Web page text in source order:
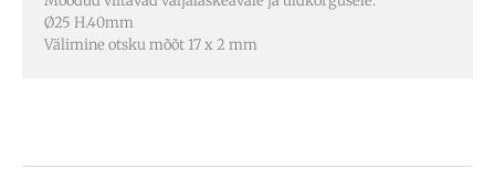
Ø25 H.40mm
Välimine otsku mõõt 17 x 2 mm